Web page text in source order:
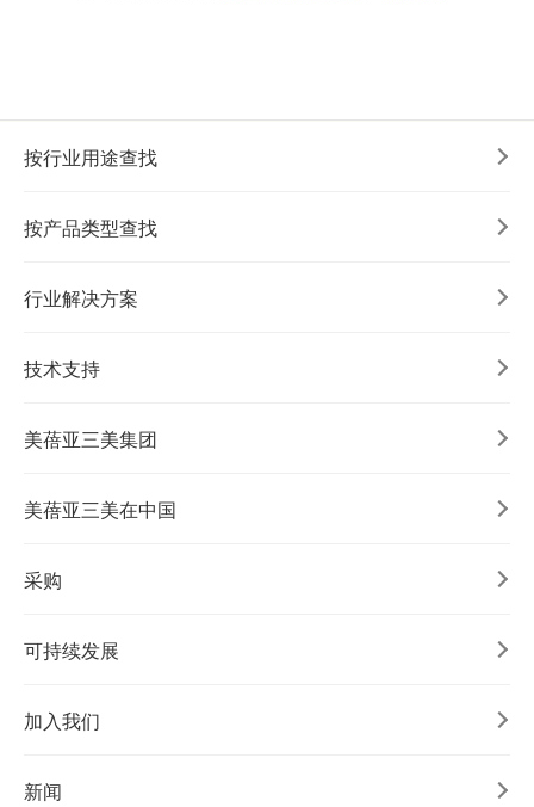
按行业用途查找
按产品类型查找
行业解决方案
技术支持
美蓓亚三美集团
美蓓亚三美在中国
采购
可持续发展
加入我们
新闻